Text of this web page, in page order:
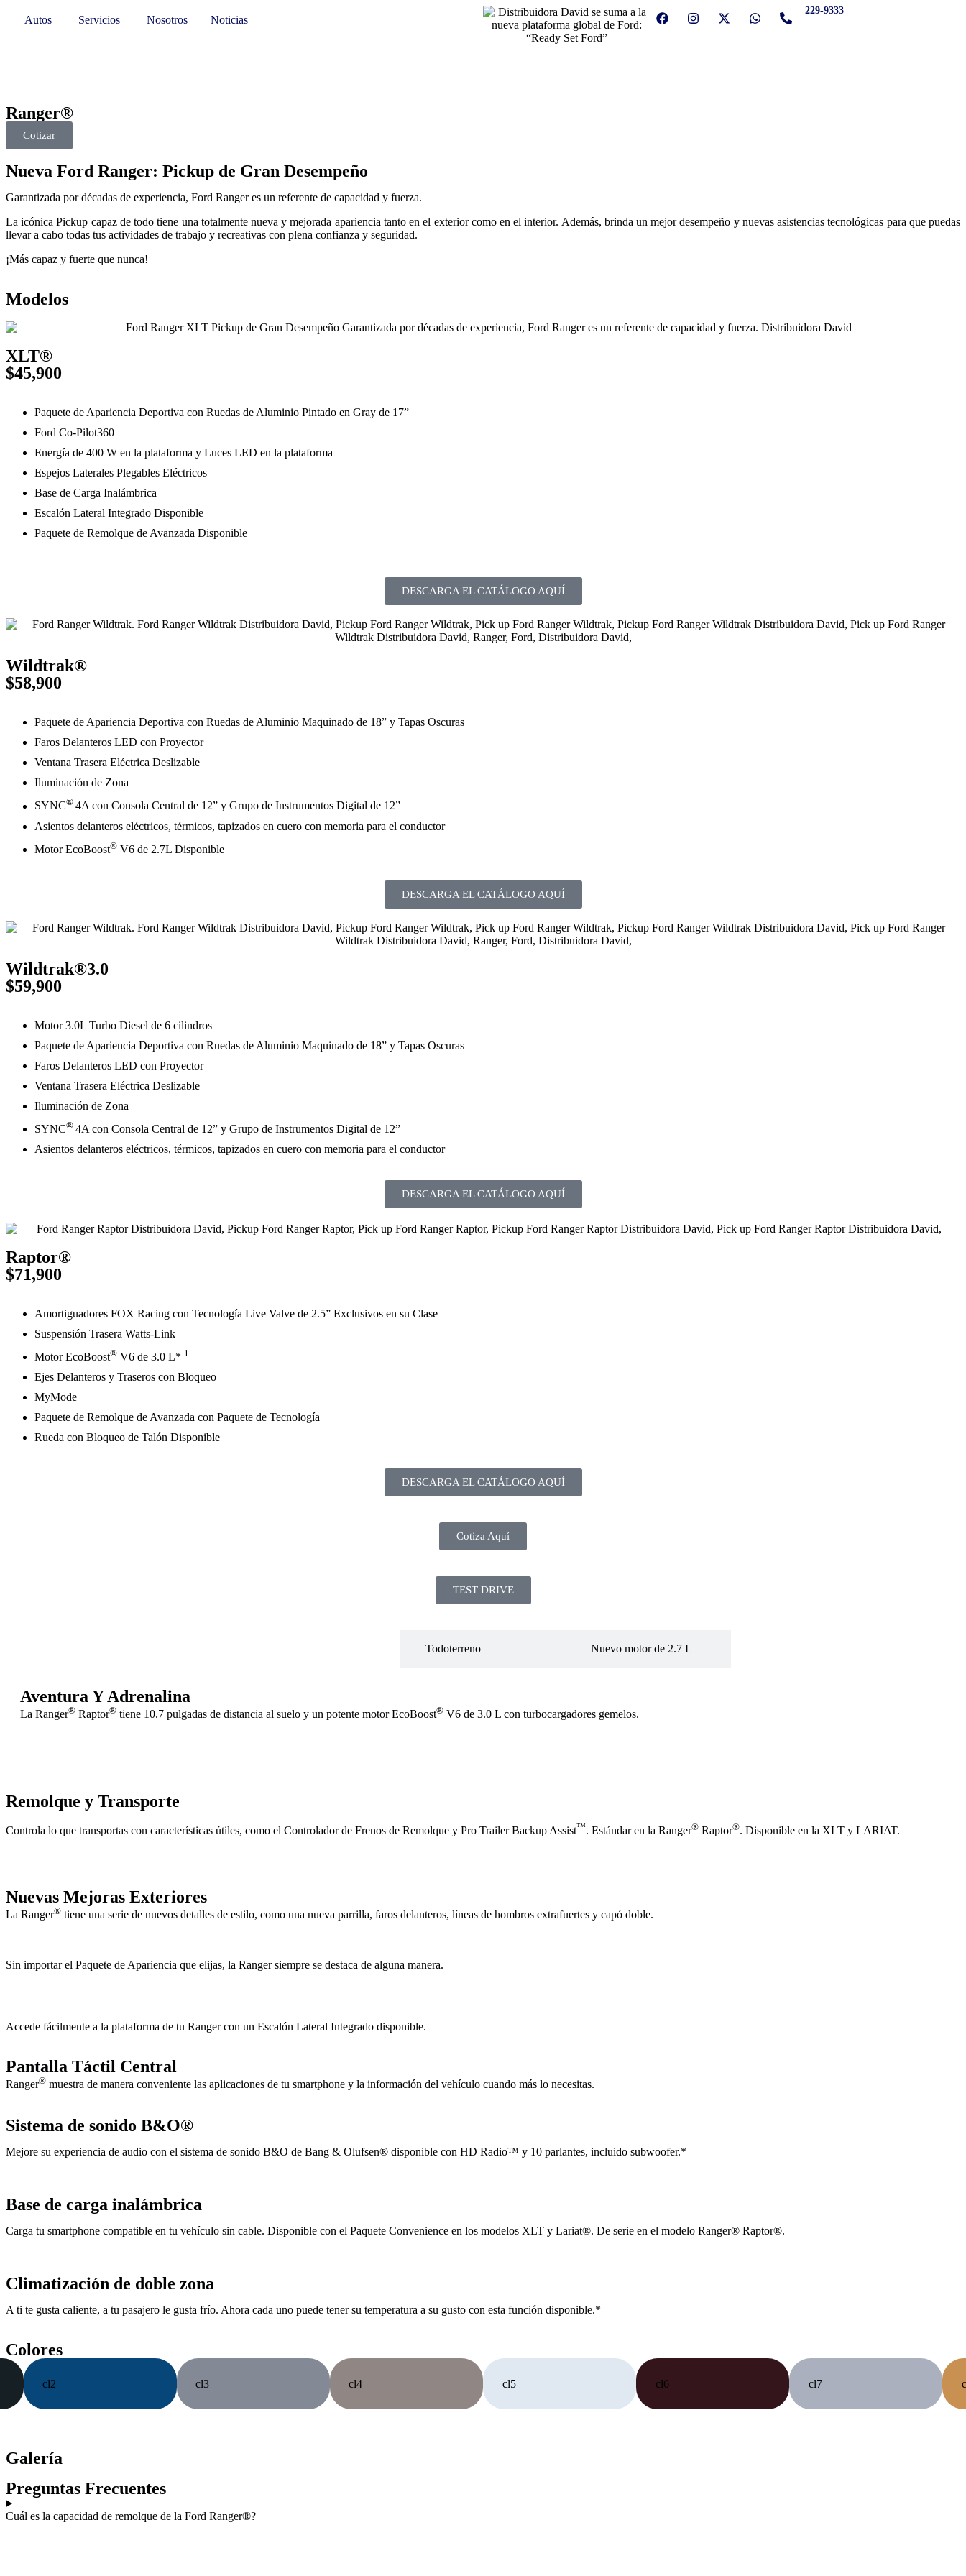
Autos Servicios Nosotros Noticias
229-9333
Ranger®
Cotizar
Nueva Ford Ranger: Pickup de Gran Desempeño
Garantizada por décadas de experiencia, Ford Ranger es un referente de capacidad y fuerza.
La icónica Pickup capaz de todo tiene una totalmente nueva y mejorada apariencia tanto en el exterior como en el interior. Además, brinda un mejor desempeño y nuevas asistencias tecnológicas para que puedas
llevar a cabo todas tus actividades de trabajo y recreativas con plena confianza y seguridad.
¡Más capaz y fuerte que nunca!
Modelos
XLT®
$45,900
Paquete de Apariencia Deportiva con Ruedas de Aluminio Pintado en Gray​​​​​​​ de 17”
Ford Co-Pilot360
Energía de 400 W en la plataforma y Luces LED en la plataforma
Espejos Laterales Plegables Eléctricos
Base de Carga Inalámbrica
Escalón Lateral Integrado Disponible
Paquete de Remolque de Avanzada Disponible
DESCARGA EL CATÁLOGO AQUÍ
Wildtrak®
$58,900
Paquete de Apariencia Deportiva con Ruedas de Aluminio Maquinado de 18” y Tapas Oscuras
Faros Delanteros LED con Proyector
Ventana Trasera Eléctrica Deslizable
Iluminación de Zona
SYNC® 4A con Consola Central de 12” y Grupo de Instrumentos Digital de 12”
Asientos delanteros eléctricos, térmicos, tapizados en cuero con memoria para el conductor
Motor EcoBoost® V6 de 2.7L Disponible
DESCARGA EL CATÁLOGO AQUÍ
Wildtrak®3.0
$59,900
Motor 3.0L Turbo Diesel de 6 cilindros
Paquete de Apariencia Deportiva con Ruedas de Aluminio Maquinado de 18” y Tapas Oscuras
Faros Delanteros LED con Proyector
Ventana Trasera Eléctrica Deslizable
Iluminación de Zona
SYNC® 4A con Consola Central de 12” y Grupo de Instrumentos Digital de 12”
Asientos delanteros eléctricos, térmicos, tapizados en cuero con memoria para el conductor
DESCARGA EL CATÁLOGO AQUÍ
Raptor®
$71,900
Amortiguadores FOX Racing con Tecnología Live Valve de 2.5” Exclusivos en su Clase
Suspensión Trasera Watts-Link
Motor EcoBoost® V6 de 3.0 L* 1
Ejes Delanteros y Traseros con Bloqueo
MyMode
Paquete de Remolque de Avanzada con Paquete de Tecnología
Rueda con Bloqueo de Talón Disponible
DESCARGA EL CATÁLOGO AQUÍ
Cotiza Aquí
TEST DRIVE
Todoterreno Nuevo motor de 2.7 L
Aventura Y Adrenalina
La Ranger® Raptor® tiene 10.7 pulgadas de distancia al suelo y un potente motor EcoBoost® V6 de 3.0 L con turbocargadores gemelos.
Remolque y Transporte
Controla lo que transportas con características útiles, como el Controlador de Frenos de Remolque y Pro Trailer Backup Assist™. Estándar en la Ranger® Raptor®. Disponible en la XLT y LARIAT.
Nuevas Mejoras Exteriores
La Ranger® tiene una serie de nuevos detalles de estilo, como una nueva parrilla, faros delanteros, líneas de hombros extrafuertes y capó doble.
Sin importar el Paquete de Apariencia que elijas, la Ranger siempre se destaca de alguna manera.
Accede fácilmente a la plataforma de tu Ranger con un Escalón Lateral Integrado disponible.
Pantalla Táctil Central
Ranger® muestra de manera conveniente las aplicaciones de tu smartphone y la información del vehículo cuando más lo necesitas.
Sistema de sonido B&O®
Mejore su experiencia de audio con el sistema de sonido B&O de Bang & Olufsen® disponible con HD Radio™ y 10 parlantes, incluido subwoofer.*
Base de carga inalámbrica
Carga tu smartphone compatible en tu vehículo sin cable. Disponible con el Paquete Convenience en los modelos XLT y Lariat®. De serie en el modelo Ranger® Raptor®.
Climatización de doble zona
A ti te gusta caliente, a tu pasajero le gusta frío. Ahora cada uno puede tener su temperatura a su gusto con esta función disponible.*
Colores
cl2 cl3 cl4 cl5 cl6 cl7
Galería
Preguntas Frecuentes
Cuál es la capacidad de remolque de la Ford Ranger®?